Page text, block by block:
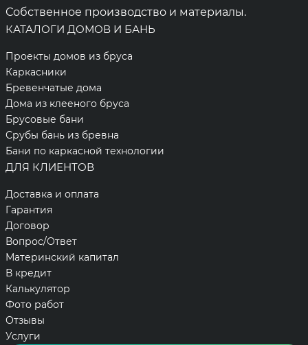
Собственное производство и материалы.
КАТАЛОГИ ДОМОВ И БАНЬ
Проекты домов из бруса
Каркасники
Бревенчатые дома
Дома из клееного бруса
Брусовые бани
Срубы бань из бревна
Бани по каркасной технологии
ДЛЯ КЛИЕНТОВ
Доставка и оплата
Гарантия
Договор
Вопрос/Ответ
Материнский капитал
В кредит
Калькулятор
Фото работ
Отзывы
Услуги